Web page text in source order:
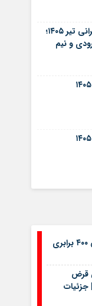
قیمت جدید انواع برنج ایرانی تیر ۱۴۰۵؛
و نیم
خبر خوب برای کشاورزان؛ افزایش ۴۰۰ برابری
قرض
جزئیات